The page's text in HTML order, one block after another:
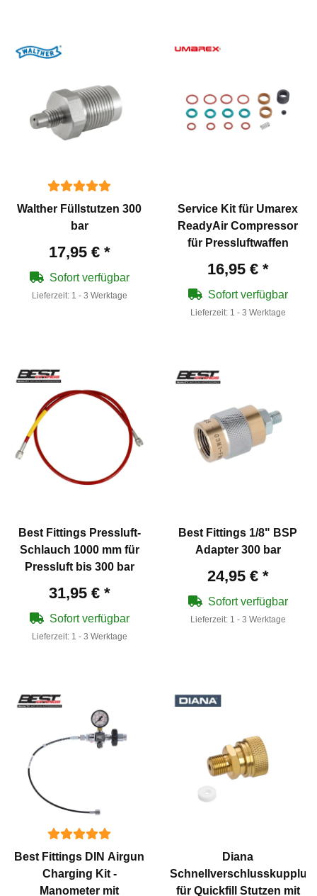
Walther Füllstutzen 300
bar
17,95 € *
Sofort verfügbar
Lieferzeit: 1 - 3 Werktage
Service Kit für Umarex
ReadyAir Compressor
für Pressluftwaffen
16,95 € *
Sofort verfügbar
Lieferzeit: 1 - 3 Werktage
Best Fittings Pressluft-
Schlauch 1000 mm für
Pressluft bis 300 bar
31,95 € *
Sofort verfügbar
Lieferzeit: 1 - 3 Werktage
Best Fittings 1/8" BSP
Adapter 300 bar
24,95 € *
Sofort verfügbar
Lieferzeit: 1 - 3 Werktage
Best Fittings DIN Airgun
Charging Kit -
Manometer mit
Diana
für Quickfill Stutzen mit